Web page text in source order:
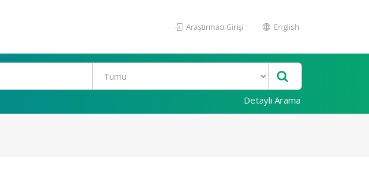
Araştırmacı Girişi English
Detaylı Arama